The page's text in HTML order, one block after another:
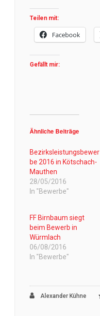
Teilen mit:
Facebook
Gefällt mir:
Ähnliche Beiträge
Bezirksleistungsbewer
be 2016 in Kötschach-
Mauthen
28/05/2016
In "Bewerbe"
FF Birnbaum siegt
beim Bewerb in
Würmlach
06/08/2016
In "Bewerbe"
Alexander Kühne